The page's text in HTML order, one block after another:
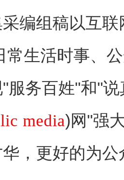
编组稿以互
常生活时事、
服务百姓"和"
media)网"强
，更好的为公